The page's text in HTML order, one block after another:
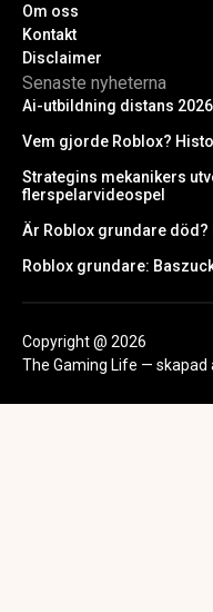
Om oss
Kontakt
Disclaimer
Senaste nyheterna
Ai-utbildning distans
Vem gjorde Roblox?
Strategins mekanikers
flerspelarvideospel
Är Roblox grundare död?
Roblox grundare:
Copyright @ 2026
The Gaming Life — skapad